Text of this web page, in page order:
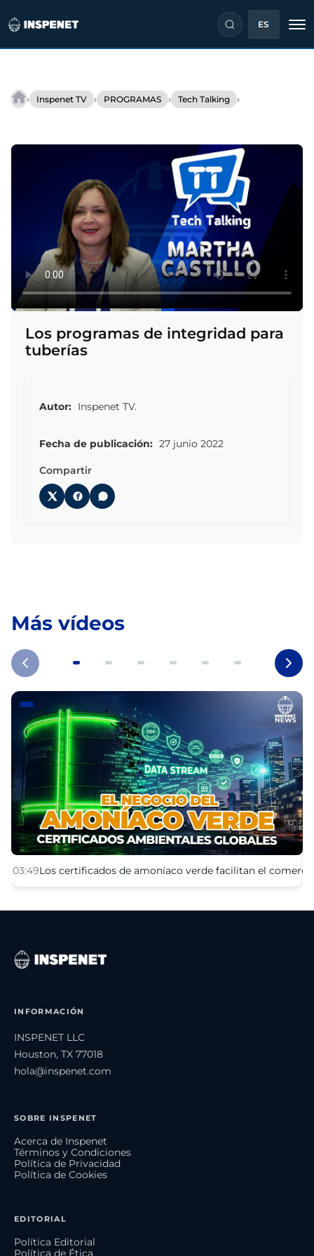
contenido
ES
› Inspenet TV › PROGRAMAS › Tech Talking ›
Los
para
Los programas de integridad para
tuberías
Autor: Inspenet TV.
Fecha de publicación: 27 junio 2022
Compartir
Más vídeos
03:49Los certificados de amoníaco verde facilitan el
INFORMACIÓN
INSPENET LLC
Houston, TX 77018
hola@inspenet.com
SOBRE INSPENET
Acerca de Inspenet
Términos y Condiciones
Política de Privacidad
Política de Cookies
EDITORIAL
Política Editorial
Política de Ética